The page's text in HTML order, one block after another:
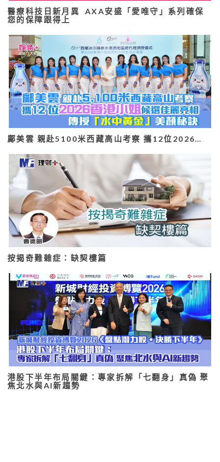
醫療科技日新月異 AXA安盛「愛唯守」系列確保
您的保障跟得上
鄺美雲 親赴5100米西藏高山考察 攜12位2026…
按揭奇難雜症：缺契樓篇
港股下半年布局關鍵：專家拆解「七翻身」真偽 聚
焦北水與AI新趨勢